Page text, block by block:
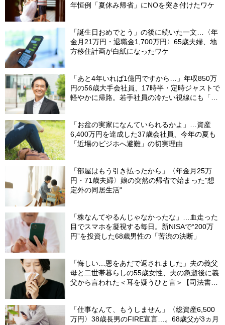
年恒例「夏休み帰省」にNOを突き付けたワケ
「誕生日おめでとう」の後に続いた一文…〈年
金月21万円・退職金1,700万円〉65歳夫婦、地
方移住計画が白紙になったワケ
「あと4年いれば1億円ですから…」年収850万
円の56歳大手会社員、17時半・定時ジャストで
軽やかに帰路。若手社員の冷たい視線にも「だ
「お盆の実家になんていられるかよ」…資産
6,400万円を達成した37歳会社員、今年の夏も
「近場のビジホへ避難」の切実理由
「部屋はもう引き払ったから」〈年金月25万
円・71歳夫婦〉娘の突然の帰省で始まった"想
定外の同居生活"
「株なんてやるんじゃなかったな」…血走った
目でスマホを凝視する毎日。新NISAで“200万
円”を投資した68歳男性の「苦渋の決断」
「悔しい…恩をあだで返されました」夫の義父
母と二世帯暮らしの55歳女性、夫の急逝後に義
父から言われた＜耳を疑うひと言＞【司法書士
「仕事なんて、もうしません」〈総資産6,500
万円〉38歳長男のFIRE宣言…。68歳父が3ヵ月